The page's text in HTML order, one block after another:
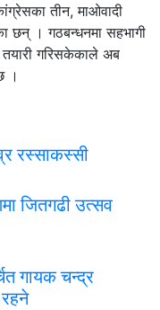
तीन, माओवादी
छन् । गठबन्धनमा सहभागी
गरिसकेकाले अब
।
रस्साकस्सी
जितगढी उत्सव
गायक चन्द्र